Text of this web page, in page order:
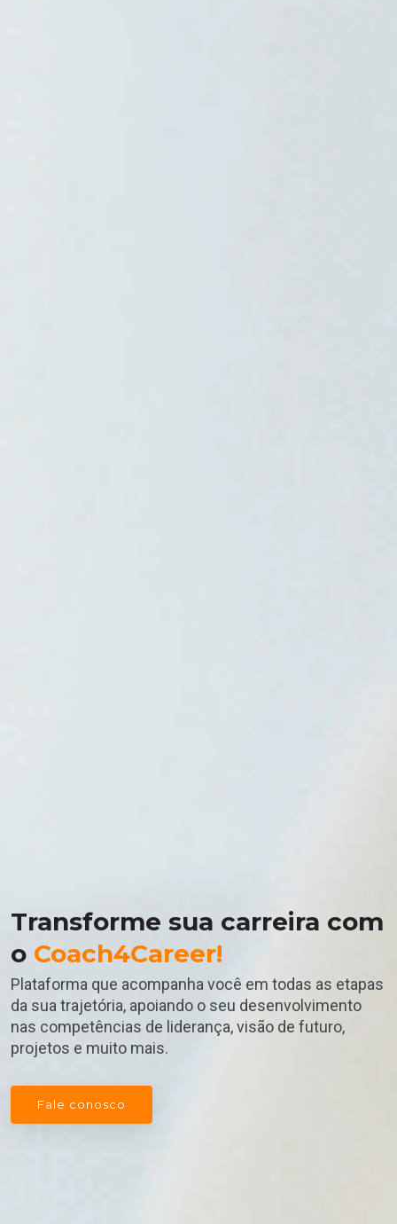
Transforme sua carreira com
o Coach4Career!
Plataforma que acompanha você em todas as etapas
da sua trajetória, apoiando o seu desenvolvimento
nas competências de liderança, visão de futuro,
projetos e muito mais.
Fale conosco